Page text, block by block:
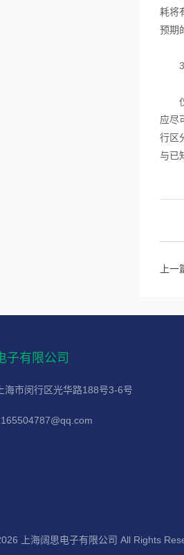
耗将
预期
3
仪
应尽
行区
与已
上一
子有限公司
海市闵行区光华路188号3-6号
上海阔思电子有限公司 All Rights